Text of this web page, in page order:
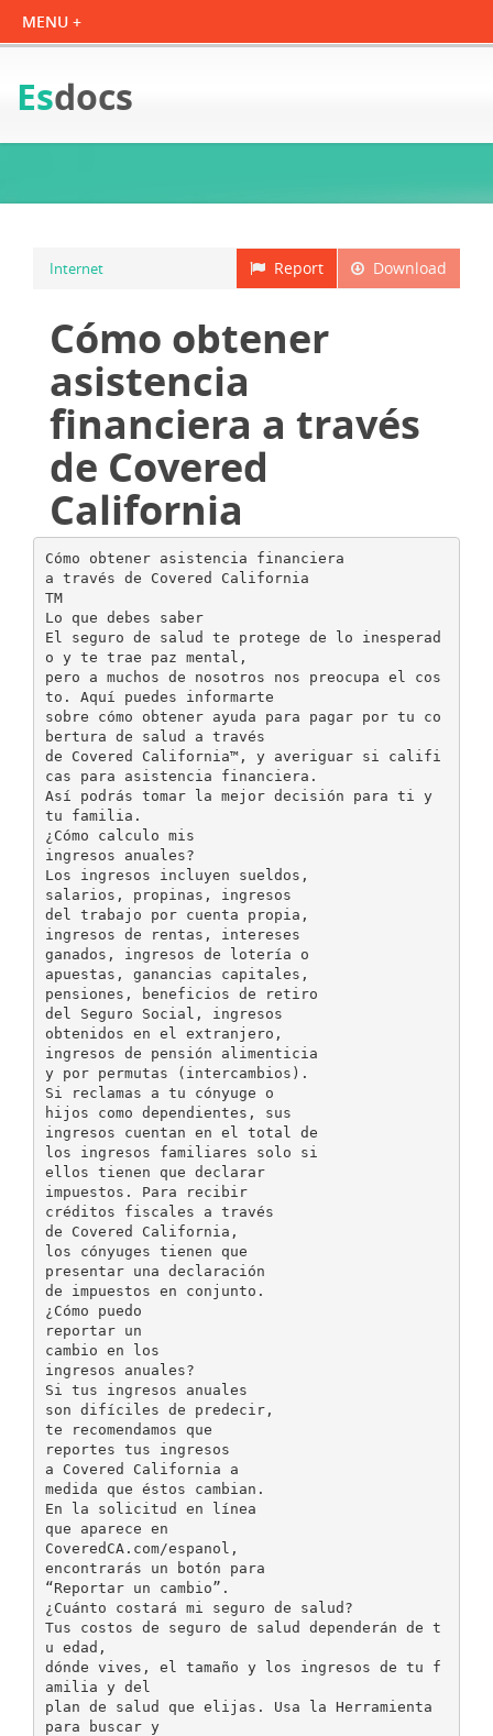
Esdocs
Download
Report
Internet
Cómo obtener
asistencia
financiera a través
de Covered
California
Cómo obtener asistencia financiera
a través de Covered California
TM
Lo que debes saber
El seguro de salud te protege de lo inesperad
o y te trae paz mental,
pero a muchos de nosotros nos preocupa el cos
to. Aquí puedes informarte
sobre cómo obtener ayuda para pagar por tu co
bertura de salud a través
de Covered California™, y averiguar si califi
cas para asistencia financiera.
Así podrás tomar la mejor decisión para ti y
tu familia.
¿Cómo calculo mis
ingresos anuales?
Los ingresos incluyen sueldos,
salarios, propinas, ingresos
del trabajo por cuenta propia,
ingresos de rentas, intereses
ganados, ingresos de lotería o
apuestas, ganancias capitales,
pensiones, beneficios de retiro
del Seguro Social, ingresos
obtenidos en el extranjero,
ingresos de pensión alimenticia
y por permutas (intercambios).
Si reclamas a tu cónyuge o
hijos como dependientes, sus
ingresos cuentan en el total de
los ingresos familiares solo si
ellos tienen que declarar
impuestos. Para recibir
créditos fiscales a través
de Covered California,
los cónyuges tienen que
presentar una declaración
de impuestos en conjunto.
¿Cómo puedo
reportar un
cambio en los
ingresos anuales?
Si tus ingresos anuales
son difíciles de predecir,
te recomendamos que
reportes tus ingresos
a Covered California a
medida que éstos cambian.
En la solicitud en línea
que aparece en
CoveredCA.com/espanol,
encontrarás un botón para
“Reportar un cambio”.
¿Cuánto costará mi seguro de salud?
Tus costos de seguro de salud dependerán de t
u edad,
dónde vives, el tamaño y los ingresos de tu f
amilia y del
plan de salud que elijas. Usa la Herramienta
para buscar y